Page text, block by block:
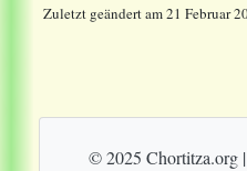
Zuletzt geändert am 21 Februar
© 2025 Chortitza.org